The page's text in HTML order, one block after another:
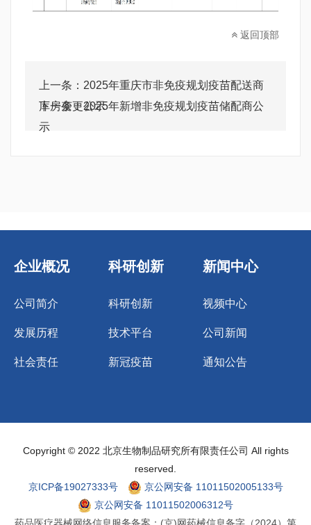
返回顶部
上一条： 2025年重庆市非免疫规划疫苗配送商
库房变更公示
下一条：2025年新增非免疫规划疫苗储配商公
示
企业概况
公司简介
发展历程
社会责任
科研创新
科研创新
技术平台
新冠疫苗
新闻中心
视频中心
公司新闻
通知公告
Copyright © 2022 北京生物制品研究所有限责任公司 All rights
reserved.
京ICP备19027333号
京公网安备 11011502005133号
京公网安备 11011502006312号